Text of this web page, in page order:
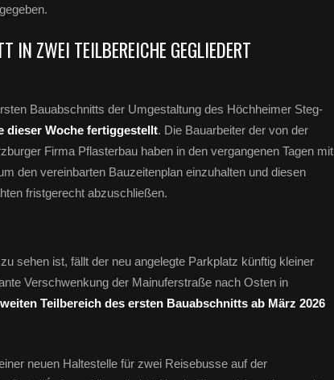
IN ZWEI TEILBEREICHE GEGLIEDERT
Bauabschnitts der Umgestaltung des Höchheimer Steg-
dieser Woche fertiggestellt. Die Bauarbeiter der von der
Firma Pflasterbau haben in den vergangenen Tagen mit
den vereinbarten Bauzeitenplan einzuhalten und diesen
fristgerecht abzuschließen.
sehen ist, fällt der neu angelegte Parkplatz künftig kleiner
Verschwenkung der Mainuferstraße nach Osten in
Teilbereich des ersten Bauabschnitts ab März 2026
neuen Haltestelle für zwei Reisebusse auf der